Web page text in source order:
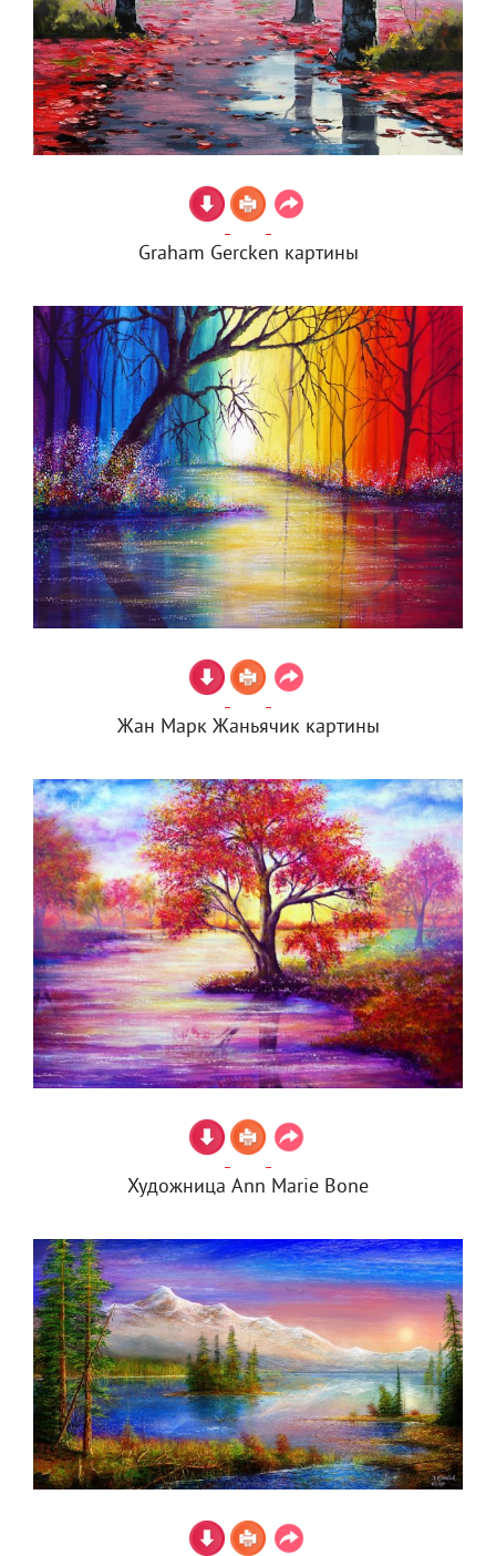
Graham Gercken картины
Жан Марк Жаньячик картины
Художница Ann Marie Bone